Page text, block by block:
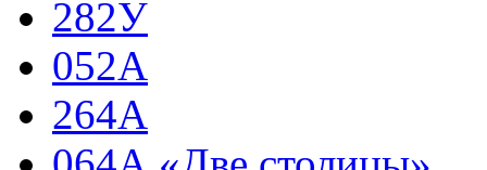
282У
052А
264А